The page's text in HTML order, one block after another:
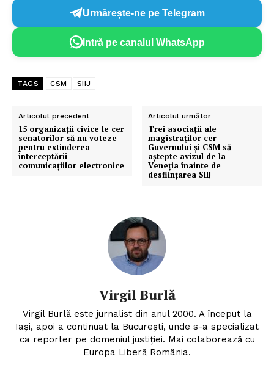
Urmărește-ne pe Telegram
Intră pe canalul WhatsApp
TAGS CSM SIIJ
Articolul precedent
15 organizaţii civice le cer
senatorilor să nu voteze
pentru extinderea
interceptării
comunicaţiilor electronice
Articolul următor
Trei asociații ale
magistraților cer
Guvernului și CSM să
aștepte avizul de la
Veneția înainte de
desființarea SIIJ
Virgil Burlă
Virgil Burlă este jurnalist din anul 2000. A început la
Iași, apoi a continuat la București, unde s-a specializat
ca reporter pe domeniul justiției. Mai colaborează cu
Europa Liberă România.